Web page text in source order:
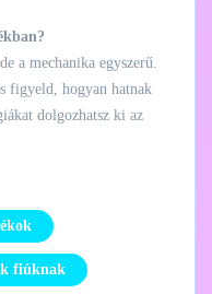
a mechanika egyszerű.
figyeld, hogyan hatnak
dolgozhatsz ki az
fiúknak